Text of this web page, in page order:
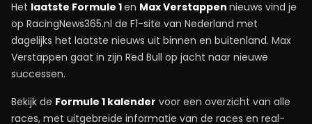
Het laatste Formule 1en Max Verstappen nieuws vind je
op RacingNews365.nl de F1-site van Nederland met
dagelijks het laatste nieuws uit binnen en buitenland. Max
Verstappen gaat in zijn Red Bull op jacht naar nieuwe
successen.
Bekijk de Formule 1 kalender voor een overzicht van alle
races, met uitgebreide informatie van de races en real-